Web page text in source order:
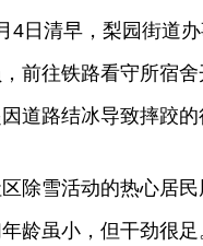
4日清早，梨园街道
前往铁路看守所宿
道路结冰导致摔跤
除雪活动的热心居
龄虽小，但干劲很